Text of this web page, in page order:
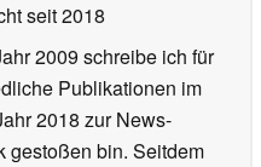
seit 2018
2009 schreibe ich für
Publikationen im
2018 zur News-
gestoßen bin. Seitdem